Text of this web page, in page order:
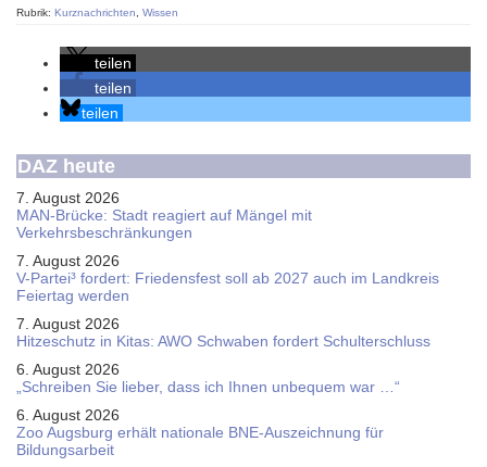
Rubrik: Kurznachrichten Wissen
teilen
teilen
teilen
DAZ heute
7. August 2026
MAN-Brücke: Stadt reagiert auf Mängel mit
Verkehrsbeschränkungen
7. August 2026
V-Partei­³ fordert: Friedens­fest soll ab 2027 auch im Land­kreis
Feier­tag werden
7. August 2026
Hitzeschutz in Kitas: AWO Schwaben fordert Schulterschluss
6. August 2026
„Schreiben Sie lieber, dass ich Ihnen unbequem war …“
6. August 2026
Zoo Augsburg erhält nationale BNE-Auszeichnung für
Bildungsarbeit